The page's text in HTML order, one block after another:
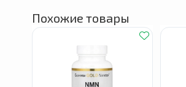
Похожие товары